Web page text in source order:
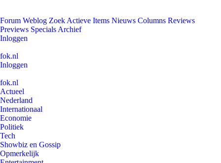
Forum Weblog Zoek Actieve Items Nieuws Columns Reviews
Previews Specials Archief
Inloggen
fok.nl
Inloggen
fok.nl
Actueel
Nederland
Internationaal
Economie
Politiek
Tech
Showbiz en Gossip
Opmerkelijk